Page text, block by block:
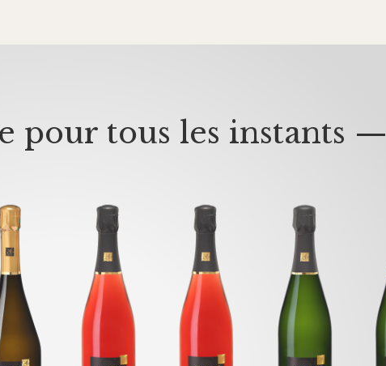
pour tous les instants —